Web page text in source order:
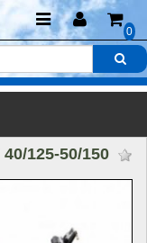
0
125-50/150